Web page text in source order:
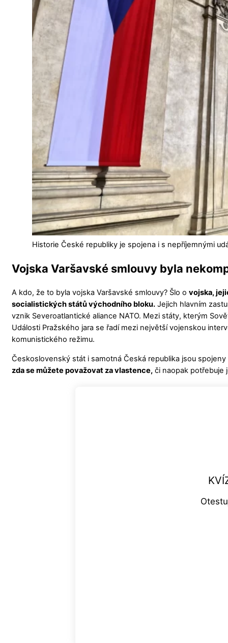
Historie České republiky je spojena i s nepříjemnými
Vojska Varšavské smlouvy byla
A kdo, že to byla vojska Varšavské smlouvy? Šlo o vojska,
socialistických států východního bloku. Jejich hlavním
vznik Severoatlantické aliance NATO. Mezi státy, kterým
Události Pražského jara se řadí mezi největší vojenskou
komunistického režimu.
Československý stát i samotná Česká republika jsou
zda se můžete považovat za vlastence, či naopak